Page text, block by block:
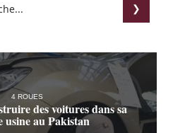
4 ROUES
des voitures dans sa
usine au Pakistan